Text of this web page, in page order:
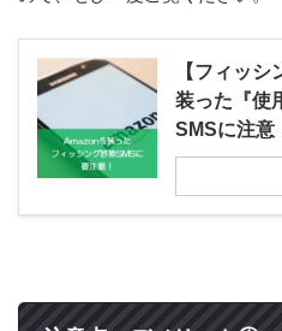
【フィッ
装った『使
SMSに注意